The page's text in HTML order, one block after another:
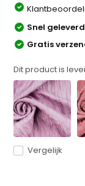
Snel geleverd
Gratis
Dit product is
Vergelijk